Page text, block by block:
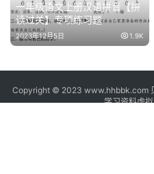
一年级语文上册汉语拼音【拼
读过关】专项练习题
2023年12月5日 1.9K
Copyright © 2023 www.hhbbk.com
学习资料虚